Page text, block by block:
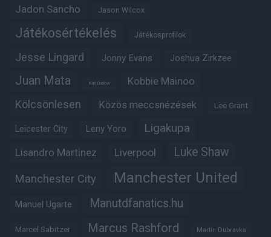
Jadon Sancho Jason Wilcox
Játékosértékelés Játékosprofilok
Jesse Lingard Jonny Evans Joshua Zirkzee
Juan Mata Karl Darlow Kobbie Mainoo
Kölcsönlesen Közös meccsnézések Lee Grant
Leicester City Leny Yoro Ligakupa
Lisandro Martinez Liverpool Luke Shaw
Manchester City Manchester United
Manuel Ugarte Manutdfanatics.hu
Marcel Sabitzer Marcus Rashford Martin Dubravka